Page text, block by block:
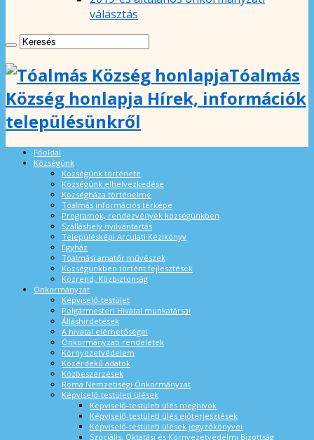
választás
Tóalmás
Község honlapja Hírek, információk
településünkről
Főoldal
Községünk
Községünk története
Községünk elhelyezkedése
Községháza történelme
Tóalmás információs térképe
Programok, rendezvények községünkben
Szálláshely nyilvántartás
Településképi Arculati Kézikönyv
Egyház
Tóalmási amatőr művészek
Községünkben történt fejlesztések
Közrend, Közbiztonság
Önkormányzat
Képviselő-testület
Polgármesteri Hivatal munkatársai
Álláshirdetések
A hivatal elérhetőségei
Önkormányzati rendeletek
Környezetvédelem
Közérdekű adatok
Közbeszerzések
Roma Nemzetiségi Önkormányzat
Képviselő-testületi ülések
Képviselő-testületi ülés meghívók
Képviselő-testületi ülés előterjesztések
Képviselő-testületi ülések jegyzőkönyvei
Szociális, Oktatási és Környezetvédelmi Bizottság